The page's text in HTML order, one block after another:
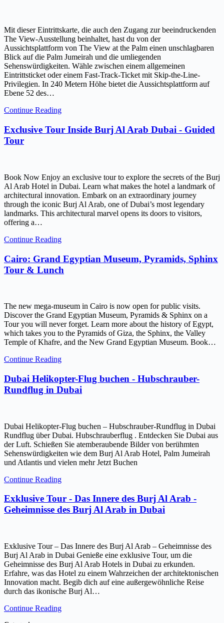
Mit dieser Eintrittskarte, die auch den Zugang zur beeindruckenden
The View-Ausstellung beinhaltet, hast du von der
Aussichtsplattform von The View at the Palm einen unschlagbaren
Blick auf die Palm Jumeirah und die umliegenden
Sehenswürdigkeiten. Wähle zwischen einem allgemeinen
Eintrittsticket oder einem Fast-Track-Ticket mit Skip-the-Line-
Privilegien. In 240 Metern Höhe bietet die Aussichtsplattform auf
Ebene 52 des…
Continue Reading
Exclusive Tour Inside Burj Al Arab Dubai - Guided
Tour
Book Now Enjoy an exclusive tour to explore the secrets of the Burj
Al Arab Hotel in Dubai. Learn what makes the hotel a landmark of
architectural innovation. Embark on an extraordinary journey
through the iconic Burj Al Arab, one of Dubai’s most legendary
landmarks. This architectural marvel opens its doors to visitors,
offering a…
Continue Reading
Cairo: Grand Egyptian Museum, Pyramids, Sphinx
Tour & Lunch
The new mega-museum in Cairo is now open for public visits.
Discover the Grand Egyptian Museum, Pyramids & Sphinx on a
Tour you will never forget. Learn more about the history of Egypt,
which takes you to the Pyramids of Giza, the Sphinx, the Valley
Temple of Khafre, and the New Grand Egyptian Museum. Book…
Continue Reading
Dubai Helikopter-Flug buchen - Hubschrauber-
Rundflug in Dubai
Dubai Helikopter-Flug buchen – Hubschrauber-Rundflug in Dubai
Rundflug über Dubai. Hubschrauberflug . Entdecken Sie Dubai aus
der Luft. Schießen Sie atemberaubende Bilder von berühmten
Sehenswürdigkeiten wie dem Burj Al Arab Hotel, Palm Jumeirah
und Atlantis und vielen mehr Jetzt Buchen
Continue Reading
Exklusive Tour - Das Innere des Burj Al Arab -
Geheimnisse des Burj Al Arab in Dubai
Exklusive Tour – Das Innere des Burj Al Arab – Geheimnisse des
Burj Al Arab in Dubai Genieße eine exklusive Tour, um die
Geheimnisse des Burj Al Arab Hotels in Dubai zu erkunden.
Erfahre, was das Hotel zu einem Wahrzeichen der architektonischen
Innovation macht. Begib dich auf eine außergewöhnliche Reise
durch das ikonische Burj Al…
Continue Reading